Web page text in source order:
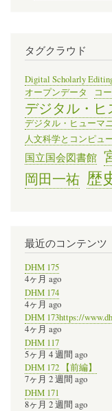
タグクラウド
Digital Scholarly
オープンデータ コ
デジタル・ヒ
デジタル・ヒューマ
人文科学とコンピュ
国立国会図書館
岡田一祐 歴
最近のコンテンツ
DHM 175
4ヶ月 ago
DHM 174
4ヶ月 ago
DHM 173https://
4ヶ月 ago
DHM 117
5ヶ月 4 週間 ago
DHM 172 【前編】
7ヶ月 2 週間 ago
DHM 171
8ヶ月 2 週間 ago